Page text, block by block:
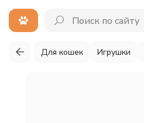
Для кошек Игрушки